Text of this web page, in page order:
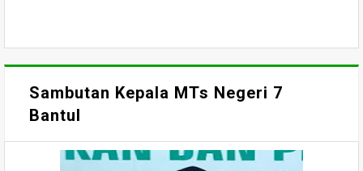
Sambutan Kepala MTs Negeri 7
Bantul